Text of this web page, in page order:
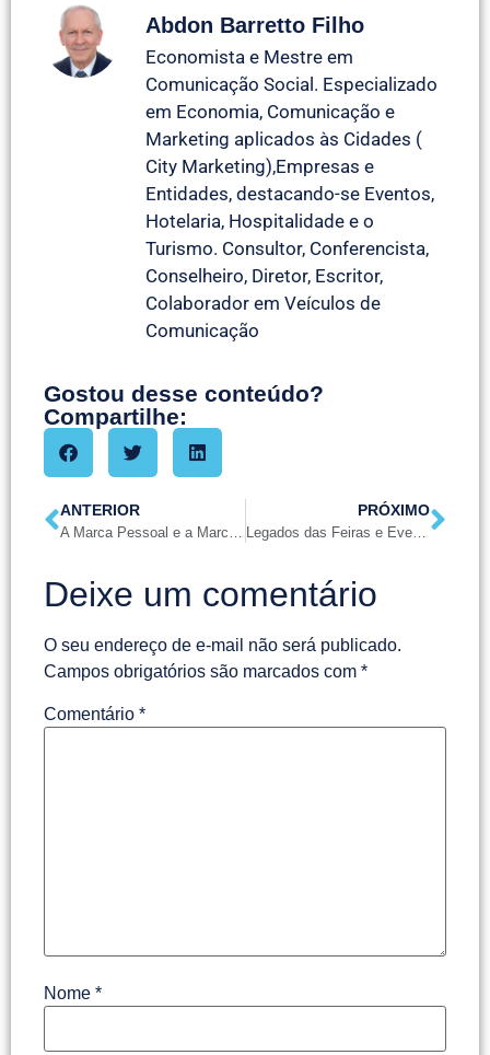
Abdon Barretto Filho
Economista e Mestre em
Comunicação Social. Especializado
em Economia, Comunicação e
Marketing aplicados às Cidades (
City Marketing),Empresas e
Entidades, destacando-se Eventos,
Hotelaria, Hospitalidade e o
Turismo. Consultor, Conferencista,
Conselheiro, Diretor, Escritor,
Colaborador em Veículos de
Comunicação
Gostou desse conteúdo?
Compartilhe:
ANTERIOR PRÓXIMO
Legados das Feiras e Eventos presenciais
Deixe um comentário
O seu endereço de e-mail não será publicado.
Campos obrigatórios são marcados com *
Comentário *
Nome *